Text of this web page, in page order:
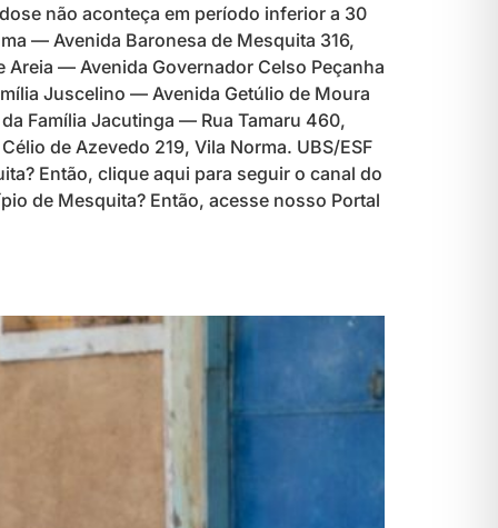
não aconteça em período inferior a 30
— Avenida Baronesa de Mesquita 316,
Areia — Avenida Governador Celso Peçanha
Juscelino — Avenida Getúlio de Moura
Família Jacutinga — Rua Tamaru 460,
de Azevedo 219, Vila Norma. UBS/ESF
Então, clique aqui para seguir o canal do
de Mesquita? Então, acesse nosso Portal